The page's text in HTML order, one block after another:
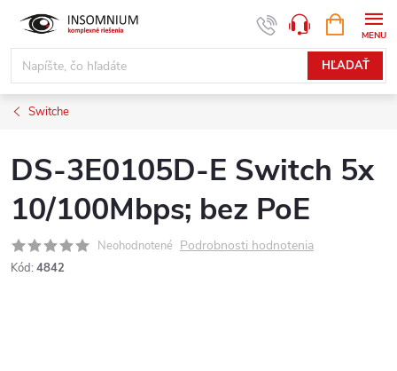
obsah
HĽADAŤ
KOŠÍK
Switche
DS-3E0105D-E Switch 5x
10/100Mbps; bez PoE
Neohodnotené Podrobnosti hodnotenia
Kód: 4842
www.insomnium.sk - Chat